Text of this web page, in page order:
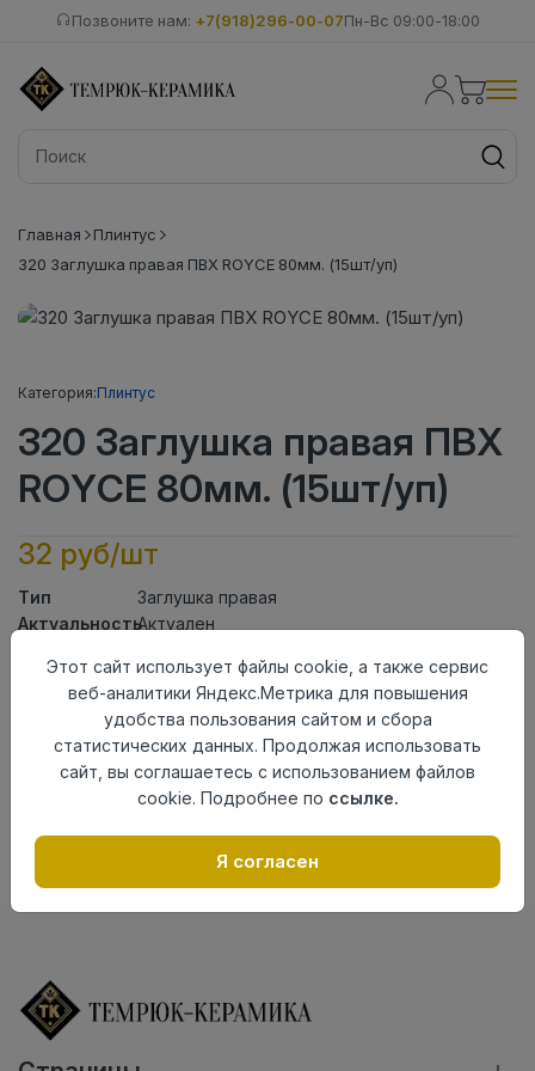
Позвоните нам: +7(918)296-00-07Пн-Вс 09:00-18:00
Главная
Плинтус
320 Заглушка правая ПВХ ROYCE 80мм. (15шт/уп)
Категория:Плинтус
320 Заглушка правая ПВХ
ROYCE 80мм. (15шт/уп)
32 руб/шт
Тип
Заглушка правая
АктуальностьАктуален
Осталось113 шт
Добавить в корзину
Внимание! Внешний вид товара может отличаться от
представленного на настоящем сайте. Проверяйте
Этот сайт использует файлы cookie, а также сервис
веб-аналитики Яндекс.Метрика для повышения
удобства пользования сайтом и сбора
статистических данных. Продолжая использовать
сайт, вы соглашаетесь с использованием файлов
cookie. Подробнее по ссылке.
Я согласен